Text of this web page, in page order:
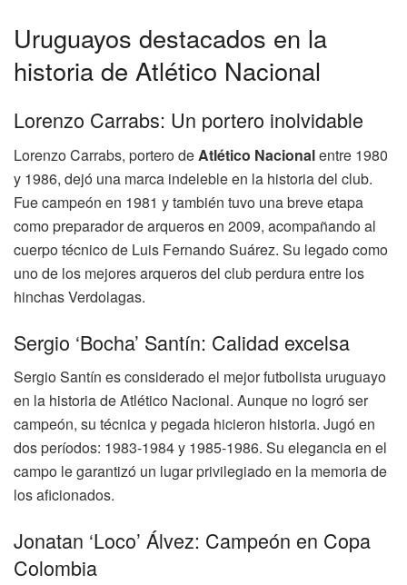
Uruguayos destacados en la
historia de Atlético Nacional
Lorenzo Carrabs: Un portero inolvidable
Lorenzo Carrabs, portero deAtlético Nacionalentre 1980
y 1986, dejó una marca indeleble en la historia del club.
Fue campeón en 1981 y también tuvo una breve etapa
como preparador de arqueros en 2009, acompañando al
cuerpo técnico de Luis Fernando Suárez. Su legado como
uno de los mejores arqueros del club perdura entre los
hinchas Verdolagas.
Sergio ‘Bocha’ Santín: Calidad excelsa
Sergio Santín es considerado el mejor futbolista uruguayo
en la historia de Atlético Nacional. Aunque no logró ser
campeón, su técnica y pegada hicieron historia. Jugó en
dos períodos: 1983-1984 y 1985-1986. Su elegancia en el
campo le garantizó un lugar privilegiado en la memoria de
los aficionados.
Jonatan ‘Loco’ Álvez: Campeón en Copa
Colombia